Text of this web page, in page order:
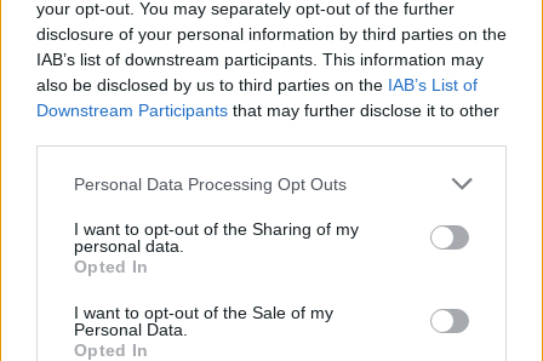
your opt-out. You may separately opt-out of the further
disclosure of your personal information by third parties on the
IAB’s list of downstream participants. This information may
also be disclosed by us to third parties on the IAB’s List of
Downstream Participants that may further disclose it to other
Personal Data Processing Opt Outs
I want to opt-out of the Sharing of my
personal data.
Opted In
I want to opt-out of the Sale of my
Personal Data.
Opted In
ΔΙΑΦΗΜΙΣΗ